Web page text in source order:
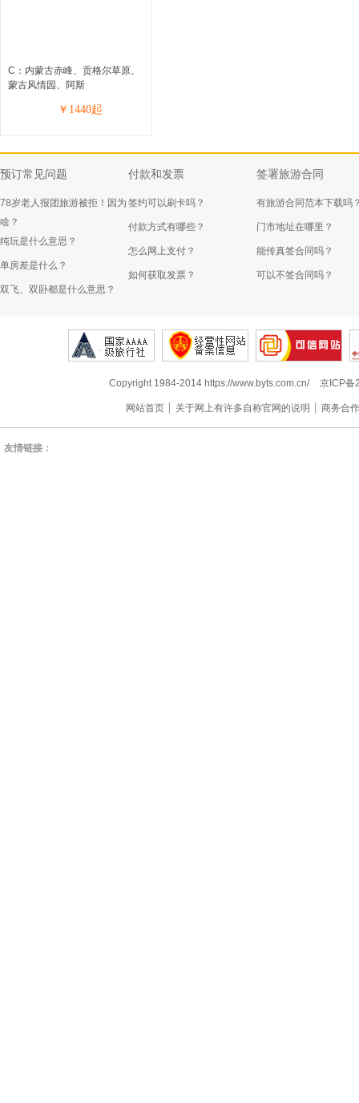
C：内蒙古赤峰、贡格尔草原、
蒙古风情园、阿斯
￥ 1440起
预订常见问题
78岁老人报团旅游被拒！因为
啥？
纯玩是什么意思？
单房差是什么？
双飞、双卧都是什么意思？
付款和发票
签约可以刷卡吗？
付款方式有哪些？
怎么网上支付？
如何获取发票？
签署旅游合同
有旅游合同范本下载吗
门市地址在哪里？
能传真签合同吗？
可以不签合同吗？
Copyright 1984-2014 https://www.byts.com.cn/ 京ICP备
网站首页 关于网上有许多自称官网的说明 商务合
友情链接：